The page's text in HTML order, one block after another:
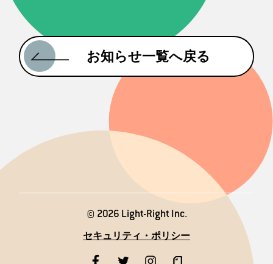
お知らせ一覧へ戻る
© 2026 Light-Right Inc.
セキュリティ・ポリシー